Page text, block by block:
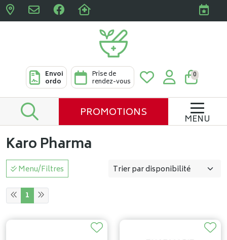
Pharmacies Clabots &
Envoi
ordo
Prise de
rendez-vous
0
PROMOTIONS MENU
Karo Pharma
Menu/Filtres
1